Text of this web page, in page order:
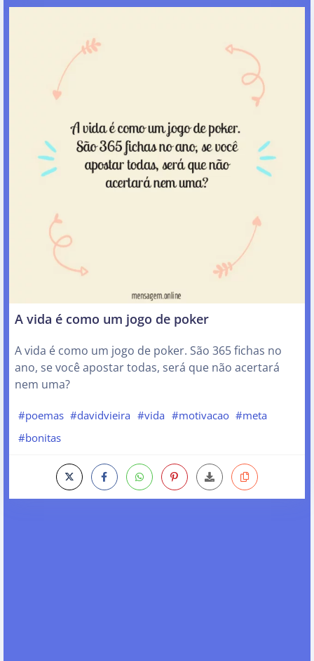
A vida é como um jogo de poker
A vida é como um jogo de poker. São 365 fichas no
ano, se você apostar todas, será que não acertará
nem uma?
#poemas #davidvieira #vida #motivacao #meta
#bonitas